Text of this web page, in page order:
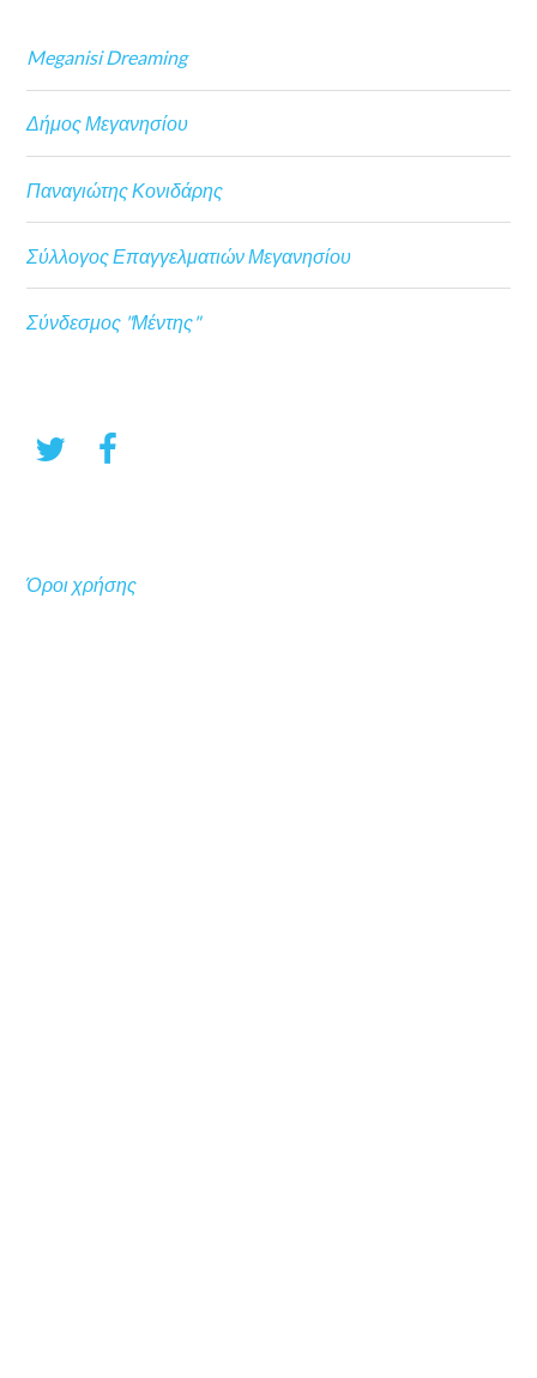
Meganisi Dreaming
Δήμος Μεγανησίου
Παναγιώτης Κονιδάρης
Σύλλογος Επαγγελματιών Μεγανησίου
Σύνδεσμος "Μέντης"
Όροι χρήσης